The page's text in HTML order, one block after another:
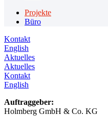
Projekte
Büro
Kontakt
English
Aktuelles
Aktuelles
Kontakt
English
Auftraggeber:
Holmberg GmbH & Co. KG